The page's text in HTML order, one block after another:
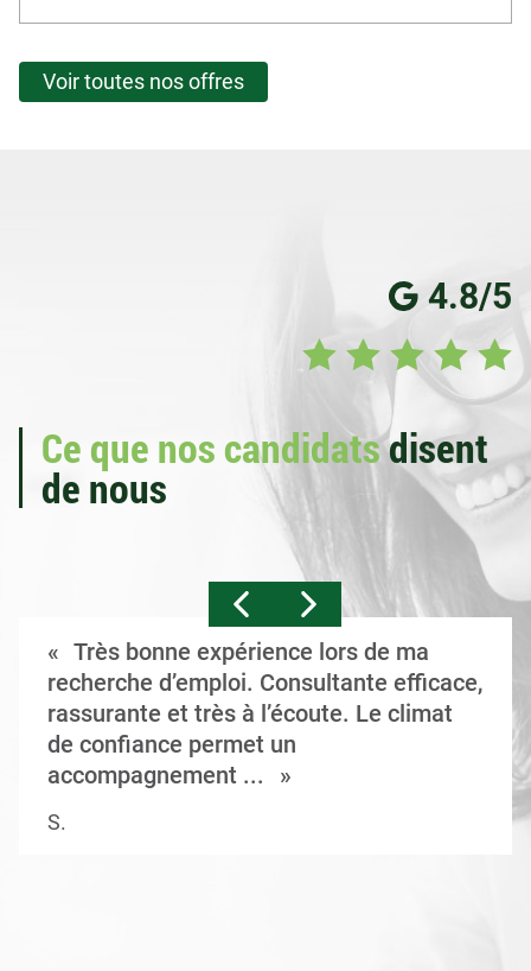
Voir toutes nos offres
4.8/5
Ce que nos candidatsdisent
de nous
Très bonne expérience lors de ma
recherche d’emploi. Consultante efficace,
rassurante et très à l’écoute. Le climat
de confiance permet un
accompagnement ...
S.